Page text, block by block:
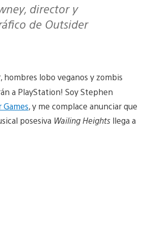
de Outsider
, hombres lobo veganos y zombis
a PlayStation! Soy Stephen
, y me complace anunciar que
posesiva Wailing Heights llega a